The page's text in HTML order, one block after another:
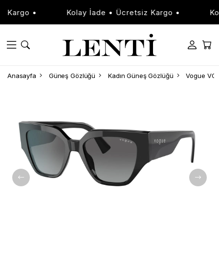
• Kolay İade • Ücretsiz Kargo •
Anasayfa Güneş Gözlüğü Kadın Güneş Gözlüğü Vogue